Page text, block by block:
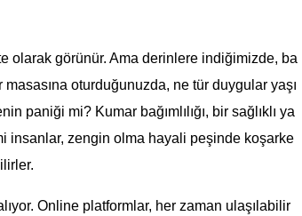
olarak görünür. Ama derinlere indiğimizde, ba
masasına oturduğunuzda, ne tür duygular yaşı
paniği mi? Kumar bağımlılığı, bir sağlıklı ya
insanlar, zengin olma hayali peşinde koşarke
Online platformlar, her zaman ulaşılabilir